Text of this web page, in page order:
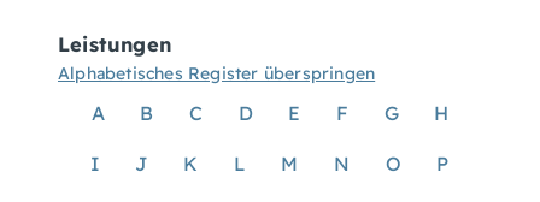
Leistungen
Alphabetisches Register überspringen
A B C D E F G H
I J K L M N O P